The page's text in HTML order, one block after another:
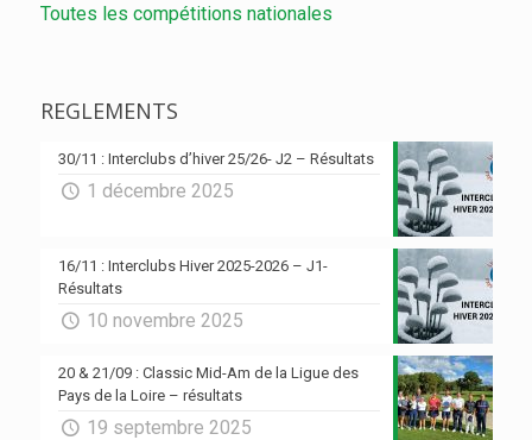
Toutes les compétitions nationales
REGLEMENTS
30/11 : Interclubs d’hiver 25/26- J2 – Résultats
1 décembre 2025
16/11 : Interclubs Hiver 2025-2026 – J1-
Résultats
10 novembre 2025
20 & 21/09 : Classic Mid-Am de la Ligue des
Pays de la Loire – résultats
19 septembre 2025